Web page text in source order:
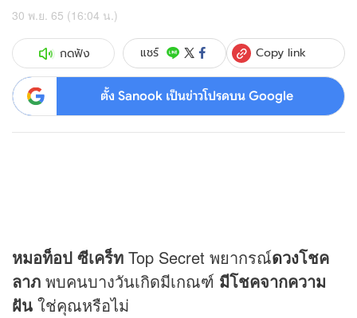
30 พ.ย. 65 (16:04 น.)
กดฟัง แชร์ Copy link
ตั้ง Sanook เป็นข่าวโปรดบน Google
หมอท็อป ซีเคร็ท Top Secret พยากรณ์ดวงโชค
ลาภ พบคนบางวันเกิดมีเกณฑ์ มีโชคจากความ
ฝัน ใช่คุณหรือไม่